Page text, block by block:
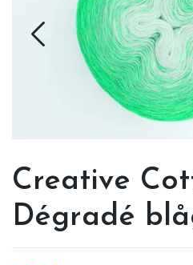
Creative
Dégradé